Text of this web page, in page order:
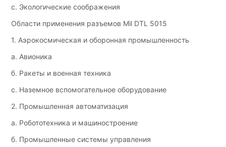
c. Экологические соображения
Области применения разъемов Mil DTL 5015
1. Аэрокосмическая и оборонная промышленность
а. Авионика
б. Ракеты и военная техника
c. Наземное вспомогательное оборудование
2. Промышленная автоматизация
а. Робототехника и машиностроение
б. Промышленные системы управления